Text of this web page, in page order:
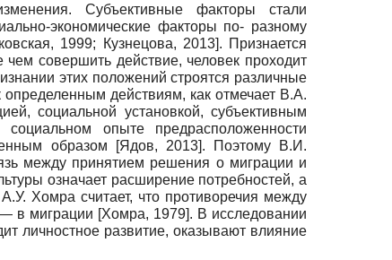
Субъективные факторы стали
экономические факторы по- разному
1999; Кузнецова, 2013]. Признается
совершить действие, человек проходит
этих положений строятся различные
действиям, как отмечает В.А.
социальной установкой, субъективным
опыте предрасположенности
образом
[Ядов, 2013]. Поэтому В.И.
между принятием решения о миграции и
означает расширение потребностей, а
Хомра считает, что противоречия между
в миграции [Хомра, 1979]. В исследовании
личностное развитие, оказывают влияние